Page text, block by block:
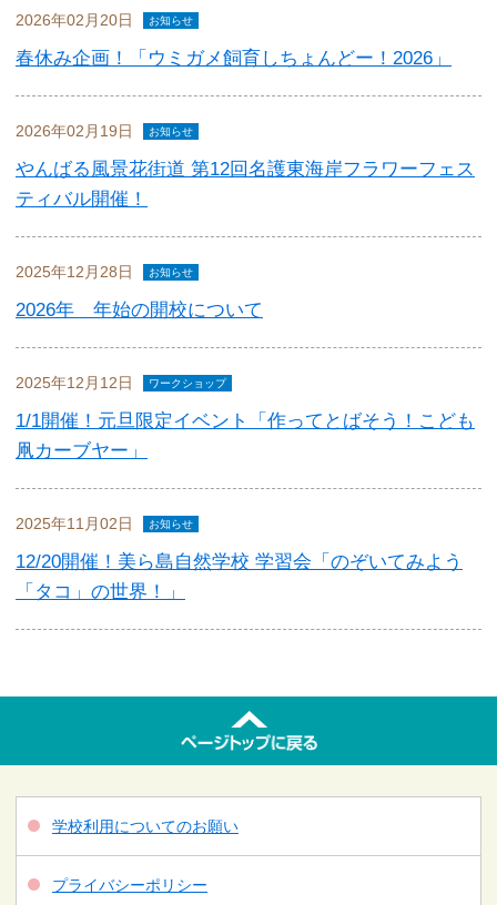
2026年02月20日 お知らせ
春休み企画！「ウミガメ飼育しちょんどー！2026」
2026年02月19日 お知らせ
やんばる風景花街道 第12回名護東海岸フラワーフェス
ティバル開催！
2025年12月28日 お知らせ
2026年 年始の開校について
2025年12月12日 ワークショップ
1/1開催！元旦限定イベント「作ってとばそう！こども
凧カーブヤー」
2025年11月02日 お知らせ
12/20開催！美ら島自然学校 学習会「のぞいてみよう
「タコ」の世界！」
学校利用についてのお願い
プライバシーポリシー